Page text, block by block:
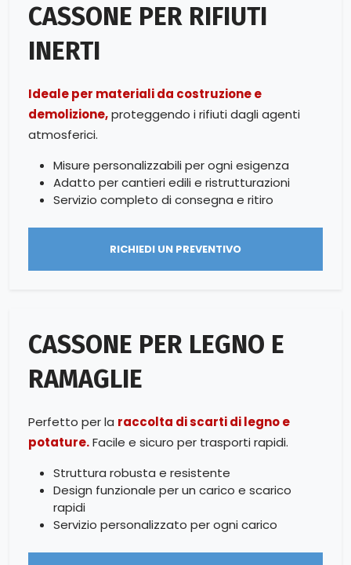
CASSONE PER RIFIUTI
INERTI
Ideale per materiali da costruzione e
demolizione,proteggendo i rifiuti dagli agenti
atmosferici.
Misure personalizzabili per ogni esigenza
Adatto per cantieri edili e ristrutturazioni
Servizio completo di consegna e ritiro
RICHIEDI UN PREVENTIVO
CASSONE PER LEGNO E
RAMAGLIE
Perfetto per la raccolta di scarti di legno e
potature.Facile e sicuro per trasporti rapidi.
Struttura robusta e resistente
Design funzionale per un carico e scarico
rapidi
Servizio personalizzato per ogni carico